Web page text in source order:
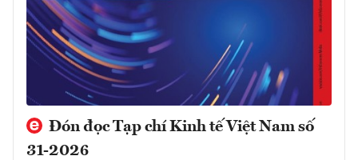
Đón đọc Tạp chí Kinh tế Việt Nam số
31-2026